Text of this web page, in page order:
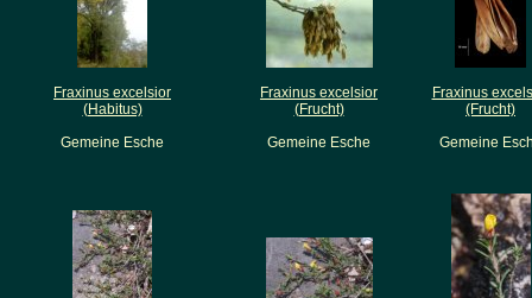
Fraxinus excelsior
(Habitus)
Gemeine Esche
Fraxinus excelsior
(Frucht)
Gemeine Esche
Fraxinus
(Frucht)
Gemeine